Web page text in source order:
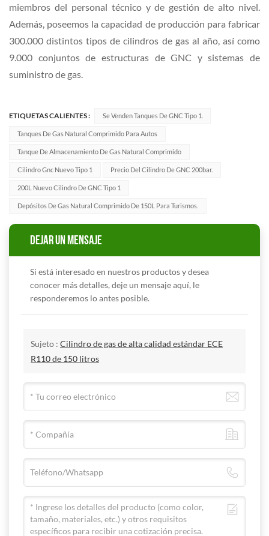
miembros del personal técnico y de gestión de alto nivel.
Además, poseemos la capacidad de producción para fabricar
300.000 distintos tipos de cilindros de gas al año, así como
9.000 conjuntos de estructuras de GNC y sistemas de
suministro de gas.
ETIQUETAS CALIENTES : Se Venden Tanques De GNC Tipo 1.
Tanques De Gas Natural Comprimido Para Autos
Tanque De Almacenamiento De Gas Natural Comprimido
Cilindro Gnc Nuevo Tipo 1 Precio Del Cilindro De GNC 200bar.
200L Nuevo Cilindro De GNC Tipo 1
Depósitos De Gas Natural Comprimido De 150L Para Turismos.
DEJAR UN MENSAJE
Si está interesado en nuestros productos y desea
conocer más detalles, deje un mensaje aquí, le
responderemos lo antes posible.
Sujeto : Cilindro de gas de alta calidad estándar ECE
R110 de 150 litros